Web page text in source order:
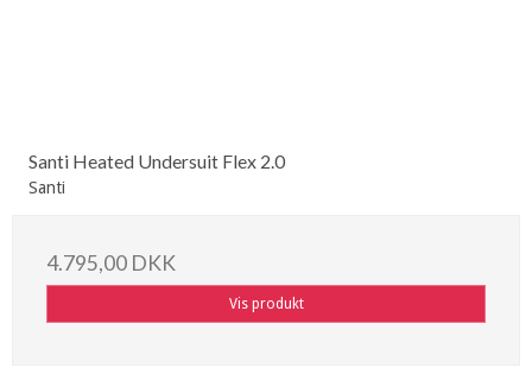
Santi Heated Undersuit Flex 2.0
Santi
4.795,00 DKK
Vis produkt